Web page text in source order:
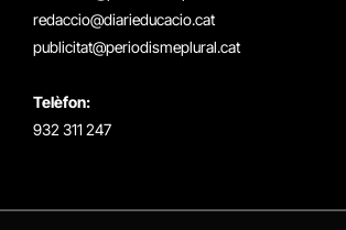
redaccio@diarieducacio.cat
publicitat@periodismeplural.cat
Telèfon:
932 311 247